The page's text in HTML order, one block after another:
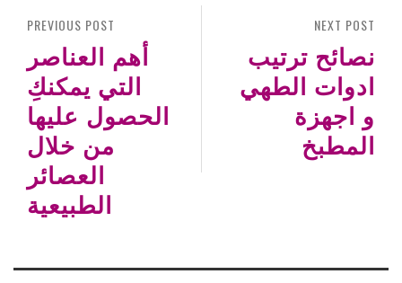
NEXT POST
نصائح ترتيب
ادوات الطهي
و اجهزة
المطبخ
PREVIOUS POST
أهم العناصر
التي يمكنكِ
الحصول عليها
من خلال
العصائر
الطبيعية